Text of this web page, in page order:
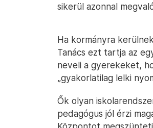
sikerül azonnal
Ha kormányra
Tanács ezt tartja az
neveli a gyerekeket,
„gyakorlatilag lelki
Ők olyan
pedagógus jól érzi